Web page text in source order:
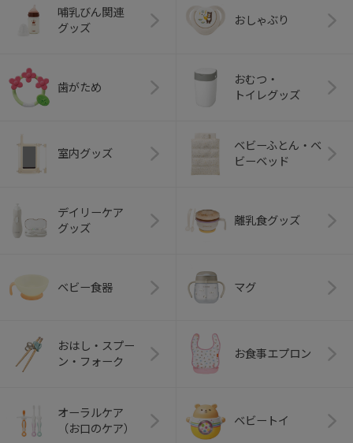
哺乳びん関連
グッズ
おしゃぶり
歯がため
おむつ・
トイレグッズ
室内グッズ
ベビーふとん・ベ
ビーベッド
デイリーケア
グッズ
離乳食グッズ
ベビー食器 マグ
おはし・スプー
ン・フォーク
お食事エプロン
オーラルケア
（お口のケア）
ベビートイ